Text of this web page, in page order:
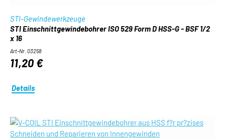
STI-Gewindewerkzeuge
STI Einschnittgewindebohrer ISO 529 Form D HSS-G - BSF 1/2
x 16
Art-Nr. 03258
11,20 €
Details